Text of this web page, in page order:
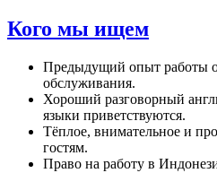
Кого мы ищем
Предыдущий опыт работы
обслуживания.
Хороший разговорный
языки приветствуются.
Тёплое, внимательное и
гостям.
Право на работу в